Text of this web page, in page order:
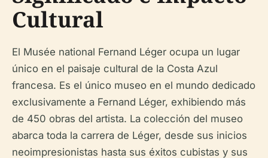
Cultural
El Musée national Fernand Léger ocupa un lugar
único en el paisaje cultural de la Costa Azul
francesa. Es el único museo en el mundo dedicado
exclusivamente a Fernand Léger, exhibiendo más
de 450 obras del artista. La colección del museo
abarca toda la carrera de Léger, desde sus inicios
neoimpresionistas hasta sus éxitos cubistas y sus